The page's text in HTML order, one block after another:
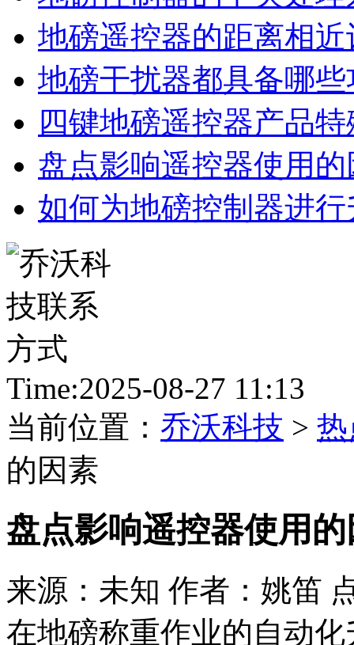
地磅遥控器的距离相近
地磅干扰器都具备哪些
四键地磅遥控器产品
盘点影响遥控器使用的
如何为地磅控制器进行
Time:2025-08-27 11:13
当前位置： 乔沃科技 >
的因素
盘点影响遥控器使用
来源：未知 作者：姚笛
在地磅称重作业的自动